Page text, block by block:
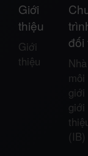
Giới
thiệu
Giới
thiệu
đối
Nhà
môi
giới
giới
(IB)